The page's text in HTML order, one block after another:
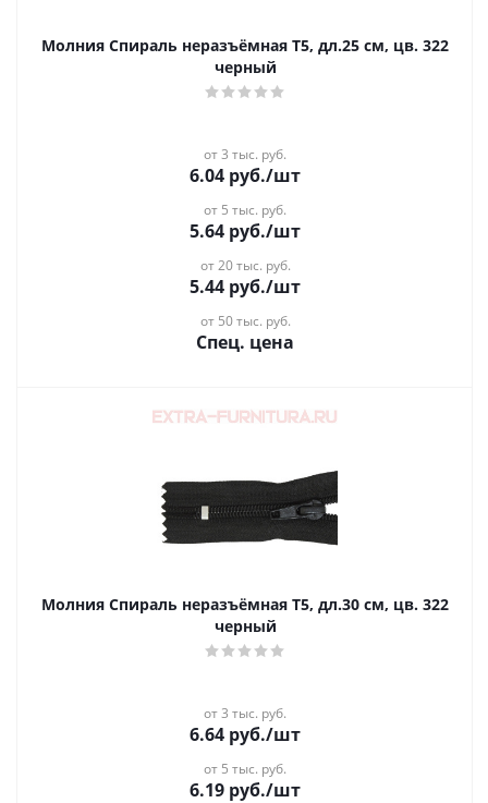
Молния Спираль неразъёмная Т5, дл.25 см, цв. 322
черный
от 3 тыс. руб.
6.04 руб./шт
от 5 тыс. руб.
5.64 руб./шт
от 20 тыс. руб.
5.44 руб./шт
от 50 тыс. руб.
Спец. цена
Молния Спираль неразъёмная Т5, дл.30 см, цв. 322
черный
от 3 тыс. руб.
6.64 руб./шт
от 5 тыс. руб.
6.19 руб./шт